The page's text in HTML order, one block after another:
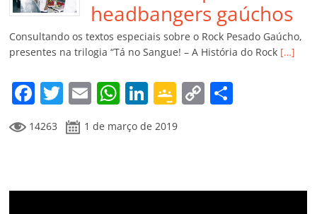
o
k
p a
ss
ro
o
m
k h
ar
headbangers gaúchos
Consultando os textos especiais sobre o Rock Pesado Gaúcho,
presentes na trilogia “Tá no Sangue! – A História do Rock […]
F
a
c
b
T
w
itt
E
m
ai
W
at
A
Li
n
k
dI
G
o
o
e
C
Li ar
14263 1 de março de 2019